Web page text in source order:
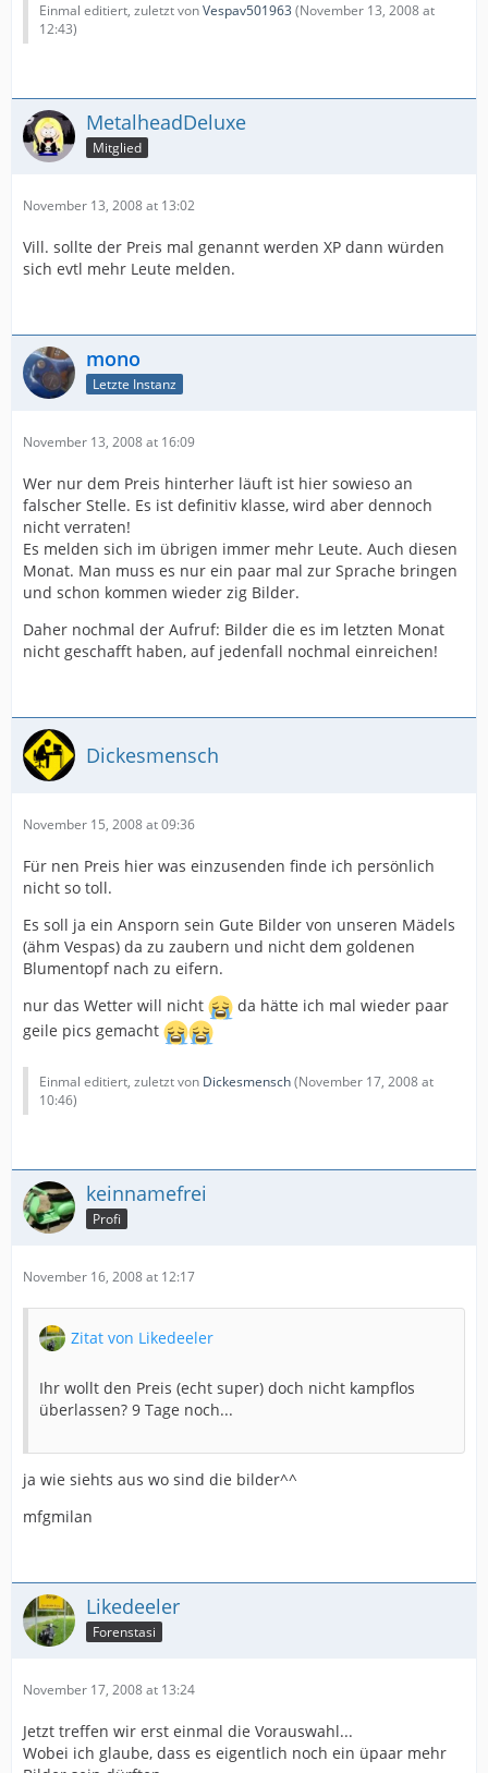
Einmal editiert, zuletzt vonVespav501963 (November 13, 2008 at
12:43)
MetalheadDeluxe
Mitglied
November 13, 2008 at 13:02
Vill. sollte der Preis mal genannt werden XP dann würden
sich evtl mehr Leute melden.
mono
Letzte Instanz
November 13, 2008 at 16:09
Wer nur dem Preis hinterher läuft ist hier sowieso an
falscher Stelle. Es ist definitiv klasse, wird aber dennoch
nicht verraten!
Es melden sich im übrigen immer mehr Leute. Auch diesen
Monat. Man muss es nur ein paar mal zur Sprache bringen
und schon kommen wieder zig Bilder.
Daher nochmal der Aufruf: Bilder die es im letzten Monat
nicht geschafft haben, auf jedenfall nochmal einreichen!
Dickesmensch
November 15, 2008 at 09:36
Für nen Preis hier was einzusenden finde ich persönlich
nicht so toll.
Es soll ja ein Ansporn sein Gute Bilder von unseren Mädels
(ähm Vespas) da zu zaubern und nicht dem goldenen
Blumentopf nach zu eifern.
nur das Wetter will nicht
da hätte ich mal wieder paar
geile pics gemacht
Einmal editiert, zuletzt von Dickesmensch(November 17, 2008 at
10:46)
keinnamefrei
Profi
November 16, 2008 at 12:17
Zitat von Likedeeler
Ihr wollt den Preis (echt super) doch nicht kampflos
überlassen? 9 Tage noch...
ja wie siehts aus wo sind die bilder^^
mfgmilan
Likedeeler
Forenstasi
November 17, 2008 at 13:24
Jetzt treffen wir erst einmal die Vorauswahl...
Wobei ich glaube, dass es eigentlich noch ein üpaar mehr